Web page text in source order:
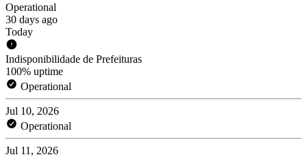
Operational
30 days ago
Today
Indisponibilidade de Prefeituras
100% uptime
Operational
Jul 10, 2026
Operational
Jul 11, 2026